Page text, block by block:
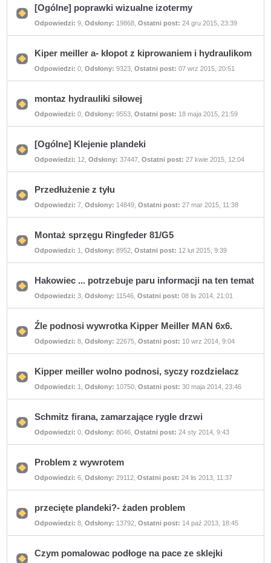
Nie
nieprzeczytanych
[Ogólne] poprawki wizualne izotermy
Odpowiedzi: 9 ,Odsłony: 19868 ,Ostatni post: 24 gru 2015, 23:39
Nie
nieprzeczytanych
Kiper meiller a- kłopot z kiprowaniem i hydraulikom
Odpowiedzi: 0 ,Odsłony: 9323 ,Ostatni post: 07 wrz 2015, 20:51
Nie
nieprzeczytanych
montaz hydrauliki siłowej
Odpowiedzi: 0 ,Odsłony: 9553 ,Ostatni post: 18 maja 2015, 21:59
Nie
nieprzeczytanych
[Ogólne] Klejenie plandeki
Odpowiedzi: 12 ,Odsłony: 37447 ,Ostatni post: 27 kwie 2015, 12:04
Nie
nieprzeczytanych
Przedłużenie z tyłu
Odpowiedzi: 7 ,Odsłony: 14849 ,Ostatni post: 27 mar 2015, 11:38
Nie
nieprzeczytanych
Montaż sprzęgu Ringfeder 81/G5
Odpowiedzi: 1 ,Odsłony: 8952 ,Ostatni post: 12 lut 2015, 9:39
Nie
nieprzeczytanych
Hakowiec ... potrzebuje paru informacji na ten temat
Odpowiedzi: 3 ,Odsłony: 11546 ,Ostatni post: 08 lis 2014, 21:01
Nie
nieprzeczytanych
Źle podnosi wywrotka Kipper Meiller MAN 6x6.
Odpowiedzi: 8 ,Odsłony: 22675 ,Ostatni post: 10 wrz 2014, 9:04
Nie
nieprzeczytanych
Kipper meiller wolno podnosi, syczy rozdzielacz
Odpowiedzi: 1 ,Odsłony: 10750 ,Ostatni post: 30 maja 2014, 23:46
Nie
nieprzeczytanych
Schmitz firana, zamarzające rygle drzwi
Odpowiedzi: 0 ,Odsłony: 8046 ,Ostatni post: 24 sty 2014, 9:43
Nie
nieprzeczytanych
Problem z wywrotem
Odpowiedzi: 6 ,Odsłony: 29112 ,Ostatni post: 24 lis 2013, 11:37
Nie
nieprzeczytanych
przecięte plandeki?- żaden problem
Odpowiedzi: 8 ,Odsłony: 13792 ,Ostatni post: 14 paź 2013, 18:45
Czym pomalowac podłoge na pace ze sklejki